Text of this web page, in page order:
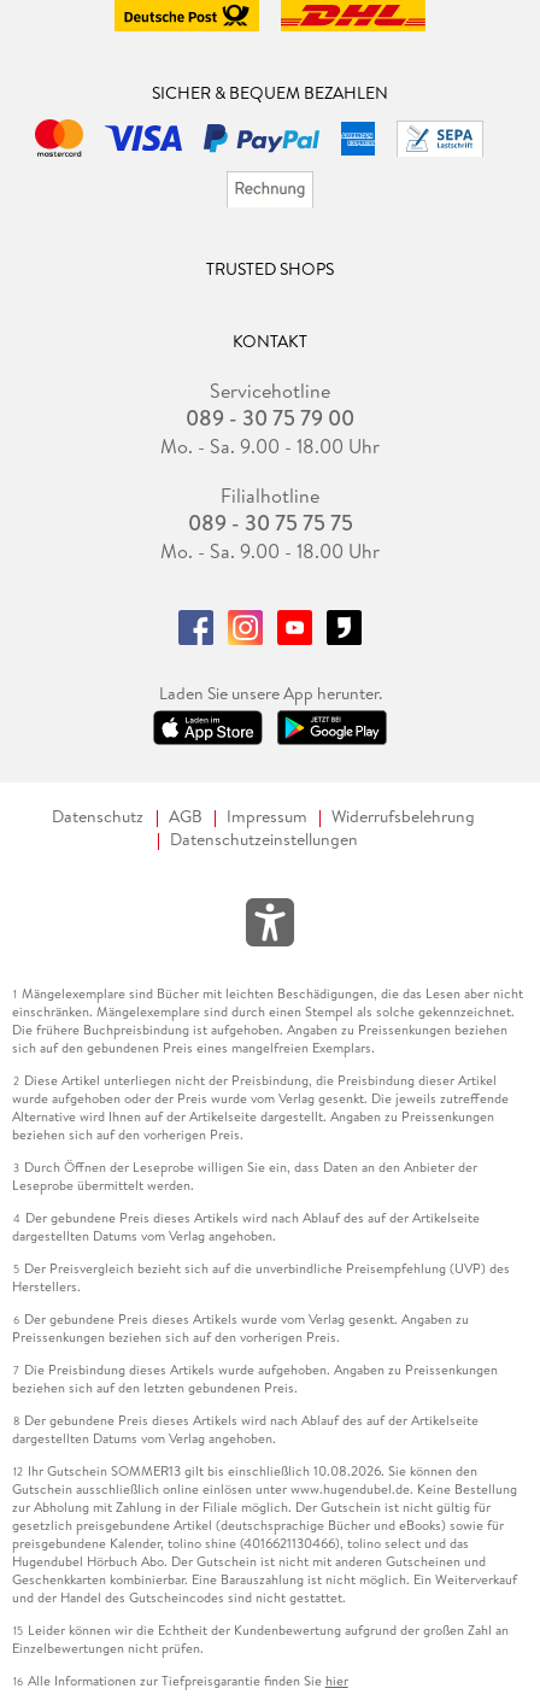
SICHER & BEQUEM BEZAHLEN
TRUSTED SHOPS
KONTAKT
Servicehotline
089 - 30 75 79 00
Mo. - Sa. 9.00 - 18.00 Uhr
Filialhotline
089 - 30 75 75 75
Mo. - Sa. 9.00 - 18.00 Uhr
Laden Sie unsere App herunter.
Datenschutz AGB Impressum
Widerrufsbelehrung
Datenschutzeinstellungen
1 Mängelexemplare sind Bücher mit leichten Beschädigungen, die das Lesen aber nicht
einschränken. Mängelexemplare sind durch einen Stempel als solche gekennzeichnet.
Die frühere Buchpreisbindung ist aufgehoben. Angaben zu Preissenkungen beziehen
sich auf den gebundenen Preis eines mangelfreien Exemplars.
2 Diese Artikel unterliegen nicht der Preisbindung, die Preisbindung dieser Artikel
wurde aufgehoben oder der Preis wurde vom Verlag gesenkt. Die jeweils zutreffende
Alternative wird Ihnen auf der Artikelseite dargestellt. Angaben zu Preissenkungen
beziehen sich auf den vorherigen Preis.
3 Durch Öffnen der Leseprobe willigen Sie ein, dass Daten an den Anbieter der
Leseprobe übermittelt werden.
4 Der gebundene Preis dieses Artikels wird nach Ablauf des auf der Artikelseite
dargestellten Datums vom Verlag angehoben.
5 Der Preisvergleich bezieht sich auf die unverbindliche Preisempfehlung (UVP) des
Herstellers.
6 Der gebundene Preis dieses Artikels wurde vom Verlag gesenkt. Angaben zu
Preissenkungen beziehen sich auf den vorherigen Preis.
7 Die Preisbindung dieses Artikels wurde aufgehoben. Angaben zu Preissenkungen
beziehen sich auf den letzten gebundenen Preis.
8 Der gebundene Preis dieses Artikels wird nach Ablauf des auf der Artikelseite
dargestellten Datums vom Verlag angehoben.
12 Ihr Gutschein SOMMER13 gilt bis einschließlich 10.08.2026. Sie können den
Gutschein ausschließlich online einlösen unter www.hugendubel.de. Keine Bestellung
zur Abholung mit Zahlung in der Filiale möglich. Der Gutschein ist nicht gültig für
gesetzlich preisgebundene Artikel (deutschsprachige Bücher und eBooks) sowie für
preisgebundene Kalender, tolino shine (4016621130466), tolino select und das
Hugendubel Hörbuch Abo. Der Gutschein ist nicht mit anderen Gutscheinen und
Geschenkkarten kombinierbar. Eine Barauszahlung ist nicht möglich. Ein Weiterverkauf
und der Handel des Gutscheincodes sind nicht gestattet.
15 Leider können wir die Echtheit der Kundenbewertung aufgrund der großen Zahl an
Einzelbewertungen nicht prüfen.
16 Alle Informationen zur Tiefpreisgarantie finden Sie hier